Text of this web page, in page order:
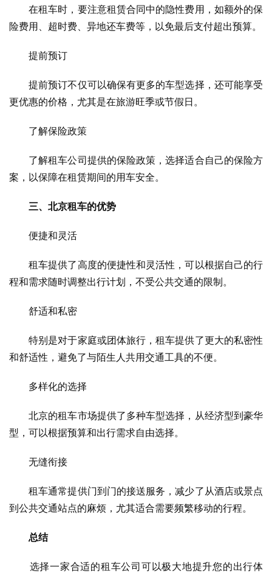
在租车时，要注意租赁合同中的隐性费用，如额外的保
险费用、超时费、异地还车费等，以免最后支付超出预算。
提前预订
提前预订不仅可以确保有更多的车型选择，还可能享受
更优惠的价格，尤其是在旅游旺季或节假日。
了解保险政策
了解租车公司提供的保险政策，选择适合自己的保险方
案，以保障在租赁期间的用车安全。
三、北京租车的优势
便捷和灵活
租车提供了高度的便捷性和灵活性，可以根据自己的行
程和需求随时调整出行计划，不受公共交通的限制。
舒适和私密
特别是对于家庭或团体旅行，租车提供了更大的私密性
和舒适性，避免了与陌生人共用交通工具的不便。
多样化的选择
北京的租车市场提供了多种车型选择，从经济型到豪华
型，可以根据预算和出行需求自由选择。
无缝衔接
租车通常提供门到门的接送服务，减少了从酒店或景点
到公共交通站点的麻烦，尤其适合需要频繁移动的行程。
总结
选择一家合适的租车公司可以极大地提升您的出行体